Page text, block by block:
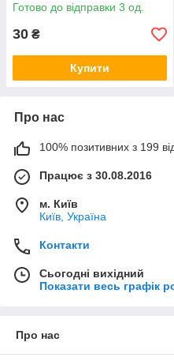
Готово до відправки 3 од.
30 ₴
Купити
Про нас
100% позитивних з 199
Працює з 30.08.2016
м. Київ
Київ, Україна
Контакти
Сьогодні вихідний
Показати весь графік
Про нас